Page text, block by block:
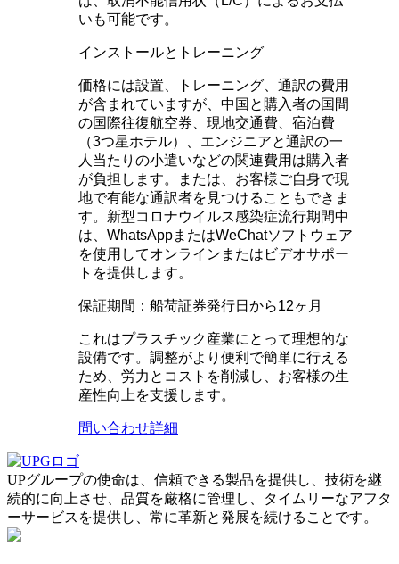
いも可能です。
インストールとトレーニング
価格には設置、トレーニング、通訳の費用
が含まれていますが、中国と購入者の国間
の国際往復航空券、現地交通費、宿泊費
（3つ星ホテル）、エンジニアと通訳の一
人当たりの小遣いなどの関連費用は購入者
が負担します。または、お客様ご自身で現
地で有能な通訳者を見つけることもできま
す。新型コロナウイルス感染症流行期間中
は、WhatsAppまたはWeChatソフトウェア
を使用してオンラインまたはビデオサポー
トを提供します。
保証期間：船荷証券発行日から12ヶ月
これはプラスチック産業にとって理想的な
設備です。調整がより便利で簡単に行える
ため、労力とコストを削減し、お客様の生
産性向上を支援します。
問い合わせ詳細
UPグループの使命は、信頼できる製品を提供し、技術を継
続的に向上させ、品質を厳格に管理し、タイムリーなアフタ
ーサービスを提供し、常に革新と発展を続けることです。